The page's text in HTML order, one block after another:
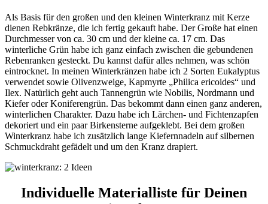
Als Basis für den großen und den kleinen Winterkranz mit Kerze
dienen Rebkränze, die ich fertig gekauft habe. Der Große hat einen
Durchmesser von ca. 30 cm und der kleine ca. 17 cm. Das
winterliche Grün habe ich ganz einfach zwischen die gebundenen
Rebenranken gesteckt. Du kannst dafür alles nehmen, was schön
eintrocknet. In meinen Winterkränzen habe ich 2 Sorten Eukalyptus
verwendet sowie Olivenzweige, Kapmyrte „Philica ericoides“ und
Ilex. Natürlich geht auch Tannengrün wie Nobilis, Nordmann und
Kiefer oder Koniferengrün. Das bekommt dann einen ganz anderen,
winterlichen Charakter. Dazu habe ich Lärchen- und Fichtenzapfen
dekoriert und ein paar Birkensterne aufgeklebt. Bei dem großen
Winterkranz habe ich zusätzlich lange Kiefernnadeln auf silbernen
Schmuckdraht gefädelt und um den Kranz drapiert.
Individuelle Materialliste für Deinen